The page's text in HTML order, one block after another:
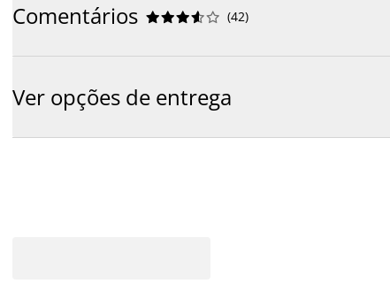
Comentários 




 (42)
Ver opções de entrega